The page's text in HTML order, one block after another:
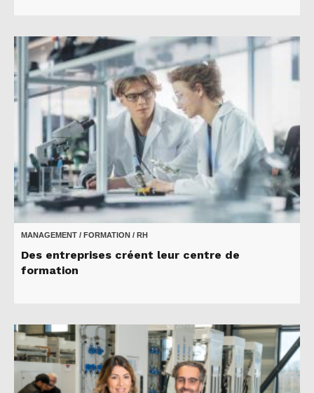
MANAGEMENT / FORMATION / RH
Des entreprises créent leur centre de
formation